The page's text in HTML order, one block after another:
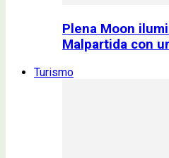
Plena Moon
Malpartida con
Turismo